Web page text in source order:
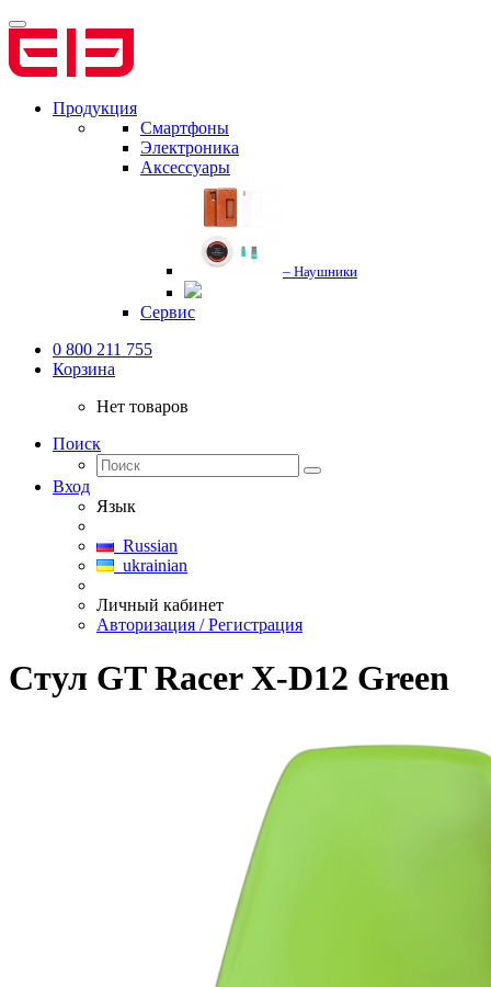
Продукция
Смартфоны
Электроника
Аксессуары
– Наушники
Сервис
0 800 211 755
Корзина
Нет товаров
Поиск
Вход
Язык
Russian
ukrainian
Личный кабинет
Авторизация / Регистрация
Стул GT Racer X-D12 Green